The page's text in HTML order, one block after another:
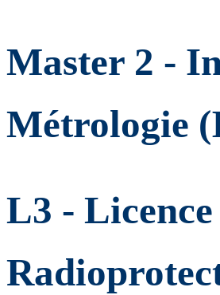
Master 2 -
Métrologie
L3 -